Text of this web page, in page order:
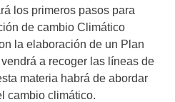
los primeros pasos para
de cambio Climático
la elaboración de un Plan
a recoger las líneas de
materia habrá de abordar
cambio climático.